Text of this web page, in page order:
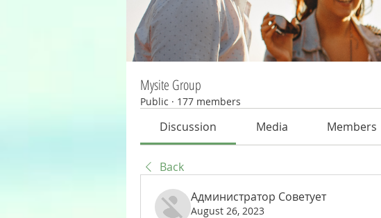
Mysite Group
Public · 177 members
Discussion Media Members
Back
Администратор Советует
August 26, 2023